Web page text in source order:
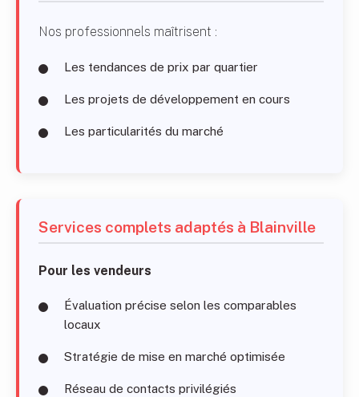
Nos professionnels maîtrisent :
Les tendances de prix par quartier
Les projets de développement en cours
Les particularités du marché
Services complets adaptés à Blainville
Pour les vendeurs
Évaluation précise selon les comparables
locaux
Stratégie de mise en marché optimisée
Réseau de contacts privilégiés